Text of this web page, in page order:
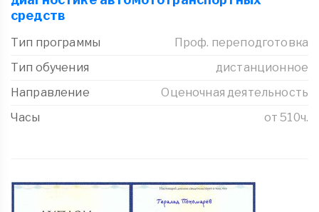
средств
Тип программы
Проф. переподготовка
Тип обучения
дистанционное
Направление
Оценочная деятельность
Часы
от 510ч.